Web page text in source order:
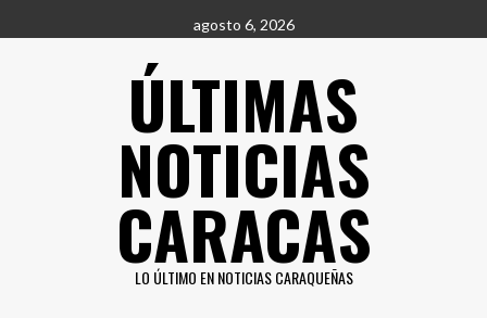
al
agosto 6, 2026
ÚLTIMAS
NOTICIAS
CARACAS
LO ÚLTIMO EN NOTICIAS CARAQUEÑAS